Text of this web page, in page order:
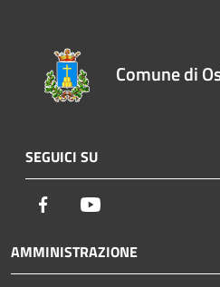
Comune di
SEGUICI SU
Facebook
AMMINISTRAZIONE